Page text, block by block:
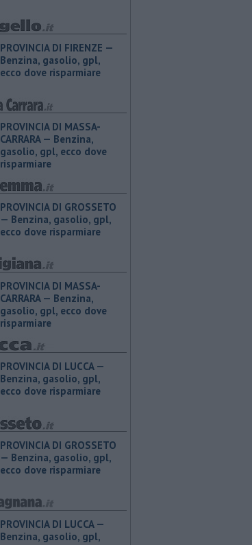
PROVINCIA DI FIRENZE — ​
Benzina, gasolio, gpl,
ecco dove risparmiare
PROVINCIA DI MASSA-
CARRARA — ​Benzina,
gasolio, gpl, ecco dove
risparmiare
PROVINCIA DI GROSSETO
— ​Benzina, gasolio, gpl,
ecco dove risparmiare
PROVINCIA DI MASSA-
CARRARA — ​Benzina,
gasolio, gpl, ecco dove
risparmiare
PROVINCIA DI LUCCA — ​
Benzina, gasolio, gpl,
ecco dove risparmiare
PROVINCIA DI GROSSETO
— ​Benzina, gasolio, gpl,
ecco dove risparmiare
PROVINCIA DI LUCCA — ​
Benzina, gasolio, gpl,